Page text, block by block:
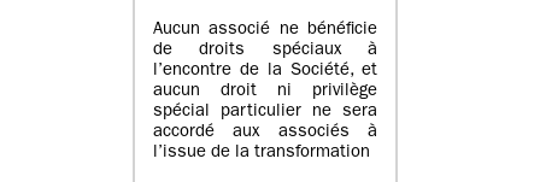
Aucun associé ne bénéficie
de droits spéciaux à
l’encontre de la Société, et
aucun droit ni privilège
spécial particulier ne sera
accordé aux associés à
l’issue de la transformation